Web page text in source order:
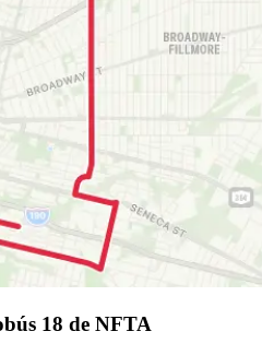
18 de NFTA